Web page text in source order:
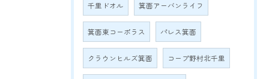
千里ドオル 箕面アーバンライフ
箕面東コーポラス パレス箕面
クラウンヒルズ箕面 コープ野村北千里